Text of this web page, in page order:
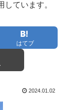
ています。
はてブ
2024.01.02